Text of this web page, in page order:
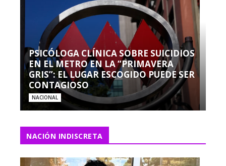
PSICÓLOGA CLÍNICA SOBRE SUICIDIOS
EN EL METRO EN LA “PRIMAVERA
GRIS”: EL LUGAR ESCOGIDO PUEDE SER
CONTAGIOSO
NACIONAL
NACIÓN INDISCRETA